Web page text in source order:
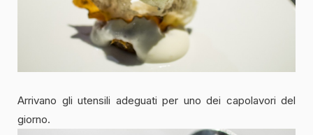
Arrivano gli utensili adeguati per uno dei capolavori del
giorno.